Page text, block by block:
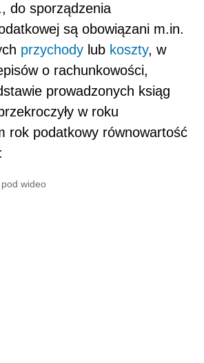
do sporządzenia
są obowiązani m.in.
przychody lub koszty, w
o rachunkowości,
prowadzonych ksiąg
w roku
rok podatkowy równowartość
pod wideo